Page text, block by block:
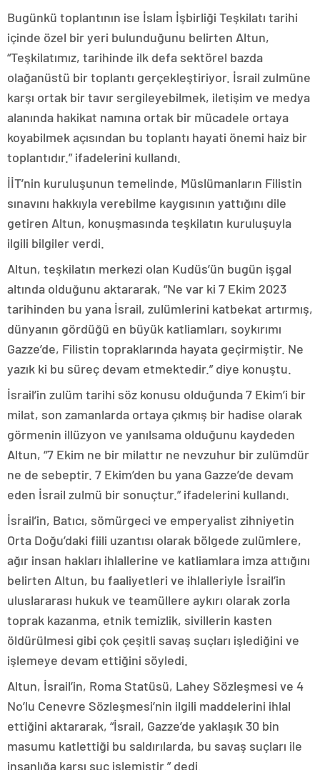
Bugünkü toplantının ise İslam İşbirliği Teşkilatı tarihi
içinde özel bir yeri bulunduğunu belirten Altun,
“Teşkilatımız, tarihinde ilk defa sektörel bazda
olağanüstü bir toplantı gerçekleştiriyor. İsrail zulmüne
karşı ortak bir tavır sergileyebilmek, iletişim ve medya
alanında hakikat namına ortak bir mücadele ortaya
koyabilmek açısından bu toplantı hayati önemi haiz bir
toplantıdır.” ifadelerini kullandı.
İİT’nin kuruluşunun temelinde, Müslümanların Filistin
sınavını hakkıyla verebilme kaygısının yattığını dile
getiren Altun, konuşmasında teşkilatın kuruluşuyla
ilgili bilgiler verdi.
Altun, teşkilatın merkezi olan Kudüs’ün bugün işgal
altında olduğunu aktararak, “Ne var ki 7 Ekim 2023
tarihinden bu yana İsrail, zulümlerini katbekat artırmış,
dünyanın gördüğü en büyük katliamları, soykırımı
Gazze’de, Filistin topraklarında hayata geçirmiştir. Ne
yazık ki bu süreç devam etmektedir.” diye konuştu.
İsrail’in zulüm tarihi söz konusu olduğunda 7 Ekim’i bir
milat, son zamanlarda ortaya çıkmış bir hadise olarak
görmenin illüzyon ve yanılsama olduğunu kaydeden
Altun, “7 Ekim ne bir milattır ne nevzuhur bir zulümdür
ne de sebeptir. 7 Ekim’den bu yana Gazze’de devam
eden İsrail zulmü bir sonuçtur.” ifadelerini kullandı.
İsrail’in, Batıcı, sömürgeci ve emperyalist zihniyetin
Orta Doğu’daki fiili uzantısı olarak bölgede zulümlere,
ağır insan hakları ihlallerine ve katliamlara imza attığını
belirten Altun, bu faaliyetleri ve ihlalleriyle İsrail’in
uluslararası hukuk ve teamüllere aykırı olarak zorla
toprak kazanma, etnik temizlik, sivillerin kasten
öldürülmesi gibi çok çeşitli savaş suçları işlediğini ve
işlemeye devam ettiğini söyledi.
Altun, İsrail’in, Roma Statüsü, Lahey Sözleşmesi ve 4
No’lu Cenevre Sözleşmesi’nin ilgili maddelerini ihlal
ettiğini aktararak, “İsrail, Gazze’de yaklaşık 30 bin
masumu katlettiği bu saldırılarda, bu savaş suçları ile
insanlığa karşı suç işlemiştir.” dedi.